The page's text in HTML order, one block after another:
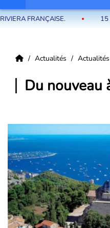
FRANÇAISE. 15
Actualités Actualités
Du nouveau